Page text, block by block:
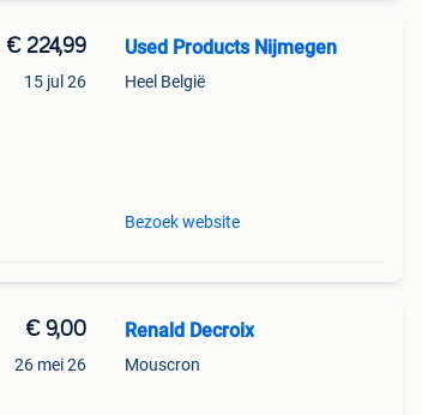
€ 224,99
15 jul 26
Used Products Nijmegen
Heel België
Bezoek website
€ 9,00
26 mei 26
Renald Decroix
Mouscron